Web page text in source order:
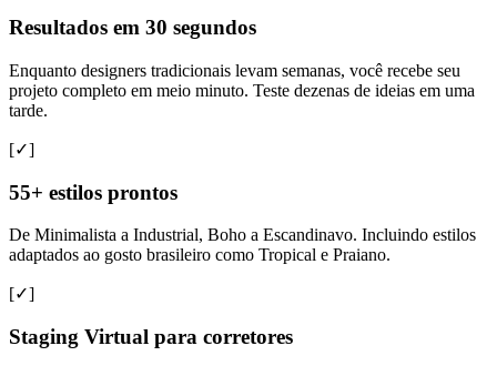
Resultados em 30 segundos
Enquanto designers tradicionais levam semanas, você recebe seu
projeto completo em meio minuto. Teste dezenas de ideias em uma
tarde.
[✓]
55+ estilos prontos
De Minimalista a Industrial, Boho a Escandinavo. Incluindo estilos
adaptados ao gosto brasileiro como Tropical e Praiano.
[✓]
Staging Virtual para corretores